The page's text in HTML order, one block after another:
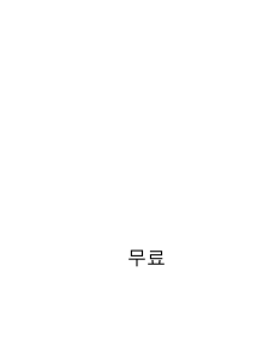
무료